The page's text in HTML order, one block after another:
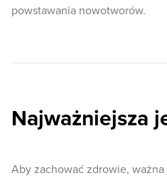
powstawania nowotworów.
Najważniejsza
Aby zachować zdrowie,